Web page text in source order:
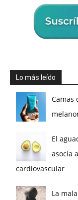
Lo más leído
Camas
El
asocia
cardiovascular
La